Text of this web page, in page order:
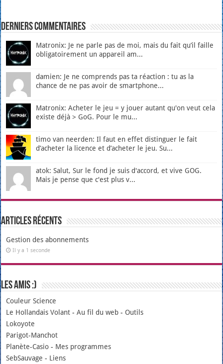
Derniers Commentaires
Matronix: Je ne parle pas de moi, mais du fait qu’il faille
obligatoirement un appareil am...
damien: Je ne comprends pas ta réaction : tu as la
chance de ne pas avoir de smartphone...
Matronix: Acheter le jeu = y jouer autant qu'on veut cela
existe déjà > GoG. Pour le mu...
timo van neerden: Il faut en effet distinguer le fait
d’acheter la licence et d’acheter le jeu. Su...
atok: Salut, Sur le fond je suis d'accord, et vive GOG.
Mais je pense que c'est plus v...
Articles récents
Gestion des abonnements
Il y a 1 seconde
Les amis :)
Couleur Science
Le Hollandais Volant -Au fil du web - Outils
Lokoyote
Parigot-Manchot
Planète-Casio - Mes programmes
SebSauvage - Liens